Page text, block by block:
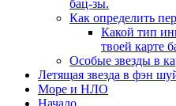
бац-зы.
Как определить
Какой тип
твоей карте
Особые звезды в
Летящая звезда в фэн
Море и НЛО